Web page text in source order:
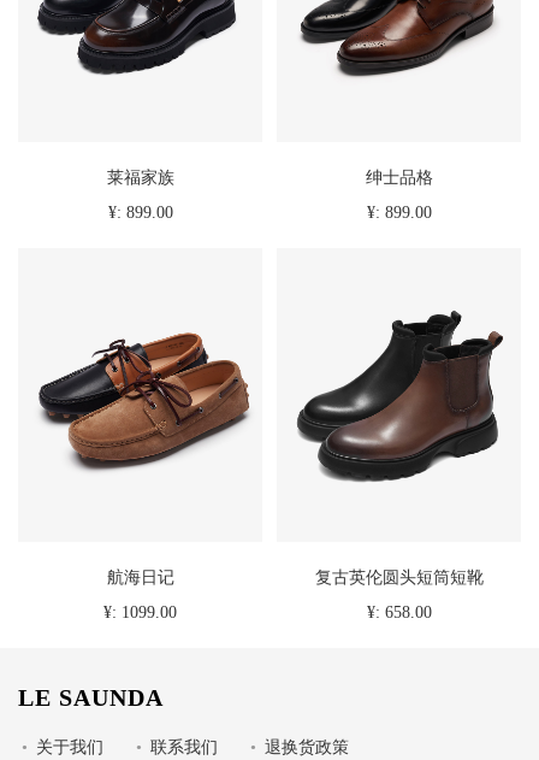
莱福家族
¥: 899.00
绅士品格
¥: 899.00
航海日记
¥: 1099.00
复古英伦圆头短筒短靴
¥: 658.00
LE SAUNDA
• 关于我们 • 联系我们 • 退换货政策